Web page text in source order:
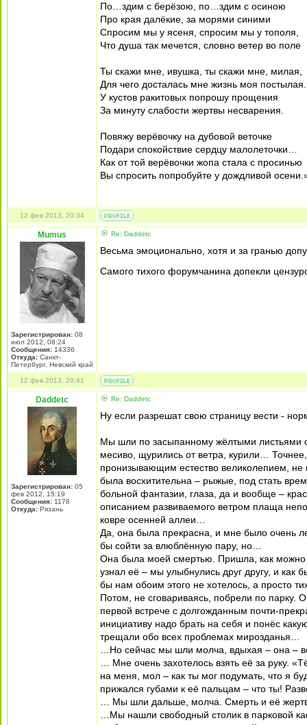
По…здим с берёзою, по…здим с осиною
Про края далёкие, за морями синими
Спросим мы у ясеня, спросим мы у тополя,
Что душа так мечется, словно ветер во поле
Ты скажи мне, ивушка, ты скажи мне, милая,
Для чего досталась мне жизнь моя постылая.
У кустов ракитовых попрошу прощения
За минуту слабости жертвы несварения.
Повяжу верёвочку на дубовой веточке
Подари спокойствие сердцу малолеточки…
Как от той верёвочки жопа стала с просинью
Вы спросить попробуйте у дождливой
12 фев 2013, 20:34
Mumus
Зарегистрирован: 08
июл 2012, 08:24
Сообщения: 14336
Откуда: Санкт-
Петербург, Невский край
Re: Daddetc
Весьма эмоционально, хотя и за гранью
Самого тихого форумчанина допекли
12 фев 2013, 20:41
Daddetc
Зарегистрирован: 05
фев 2012, 15:19
Сообщения: 1178
Откуда: Рязань
Re: Daddetc
Ну если разрешат свою страницу вести -
Мы шли по засыпанному жёлтыми листьями
месиво, щурились от ветра, курили…
пронизывающим естество великолепием,
была восхитительна – рыжые, под стать
больной фантазии, глаза, да и вообще –
описанием развиваемого ветром плаща
ковре осенней аллеи…
Да, она была прекрасна, и мне было очень
бы сойти за влюблённую пару, но…
Она была моей смертью. Пришла, как можно
узнал её – мы улыбнулись друг другу, и как
бы нам обоим этого не хотелось, а просто
Потом, не сговариваясь, побрели по
первой встрече с долгожданным почти-
инициативу надо брать на себя и понёс
трещали обо всех проблемах мирозданья…
…Но сейчас мы шли молча, вдыхая – она –
… Мне очень захотелось взять её за руку.
на меня, мол – как ты мог подумать, что я
прижался губами к её пальцам – что ты!
… Мы шли дальше, молча. Смерть и её
…Мы нашли свободный столик в парковой